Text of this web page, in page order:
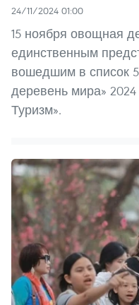
24/11/2024 01:00
15 ноября овощная
единственным
вошедшим в список
деревень мира»
Туризм».